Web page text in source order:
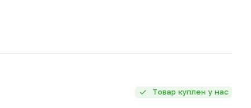
Товар куплен у нас